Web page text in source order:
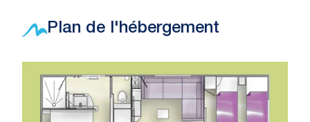
Plan de l'hébergement